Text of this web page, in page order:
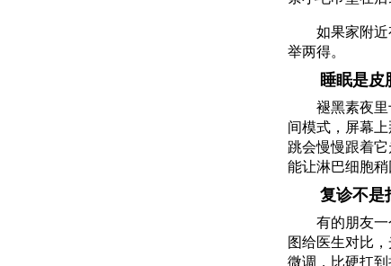
如果家附
举两得。
睡眠是皮
褪黑素夜
间模式，屏幕
跳会慢慢跟着
能让淋巴细胞稍
复诊不是
有的朋友
图给医生对比
微调，比硬扛到